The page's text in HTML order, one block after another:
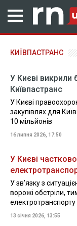
КИЇВПАСТРАНС
У Києві викрили
Київпастранс
У Києві
закупівлях для
10 мільйонів
16 липня 2026, 17:50
У Києві
У зв’язку з
ворожі обстріли,
електротранспорту
13 січня 2026, 13:55